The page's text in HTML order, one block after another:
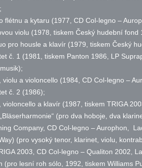
flétnu a kytaru (1977, CD Col-legno –
violu (1978, tiskem Český hudební fond
pro housle a klavír (1979, tiskem Český
č. 1 (1981, tiskem Panton 1986, LP
violu a violoncello (1984, CD Col-legno –
č. 2 (1986);
violoncello a klavír (1987, tiskem TRIGA
(pro dva hoboje, dva
Company, CD Col-legno – Aurophon,
(pro vysoký tenor, klarinet, violu,
2003, CD Col-legno – Qualiton 2002,
(pro lesní roh sólo, 1992, tiskem Williams